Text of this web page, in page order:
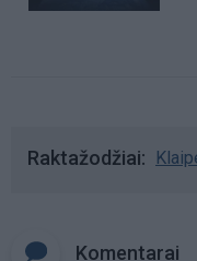
Raktažodžiai
Komentarai